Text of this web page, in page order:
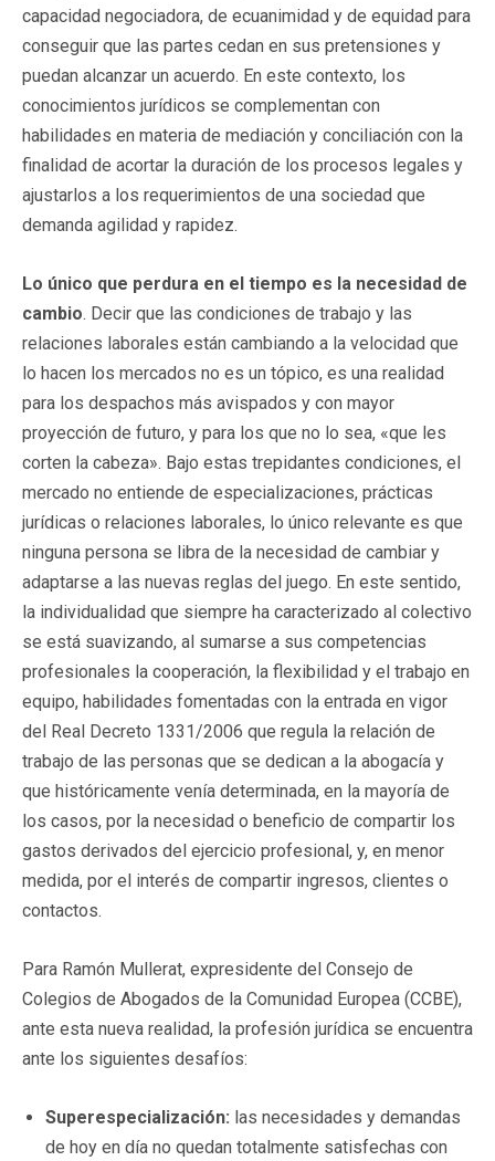
capacidad negociadora, de ecuanimidad y de equidad para
conseguir que las partes cedan en sus pretensiones y
puedan alcanzar un acuerdo. En este contexto, los
conocimientos jurídicos se complementan con
habilidades en materia de mediación y conciliación con la
finalidad de acortar la duración de los procesos legales y
ajustarlos a los requerimientos de una sociedad que
demanda agilidad y rapidez.
Lo único que perdura en el tiempo es la necesidad de
cambio. Decir que las condiciones de trabajo y las
relaciones laborales están cambiando a la velocidad que
lo hacen los mercados no es un tópico, es una realidad
para los despachos más avispados y con mayor
proyección de futuro, y para los que no lo sea, «que les
corten la cabeza». Bajo estas trepidantes condiciones, el
mercado no entiende de especializaciones, prácticas
jurídicas o relaciones laborales, lo único relevante es que
ninguna persona se libra de la necesidad de cambiar y
adaptarse a las nuevas reglas del juego. En este sentido,
la individualidad que siempre ha caracterizado al colectivo
se está suavizando, al sumarse a sus competencias
profesionales la cooperación, la flexibilidad y el trabajo en
equipo, habilidades fomentadas con la entrada en vigor
del Real Decreto 1331/2006 que regula la relación de
trabajo de las personas que se dedican a la abogacía y
que históricamente venía determinada, en la mayoría de
los casos, por la necesidad o beneficio de compartir los
gastos derivados del ejercicio profesional, y, en menor
medida, por el interés de compartir ingresos, clientes o
contactos.
Para Ramón Mullerat, expresidente del Consejo de
Colegios de Abogados de la Comunidad Europea (CCBE),
ante esta nueva realidad, la profesión jurídica se encuentra
ante los siguientes desafíos:
Superespecialización: las necesidades y demandas
de hoy en día no quedan totalmente satisfechas con